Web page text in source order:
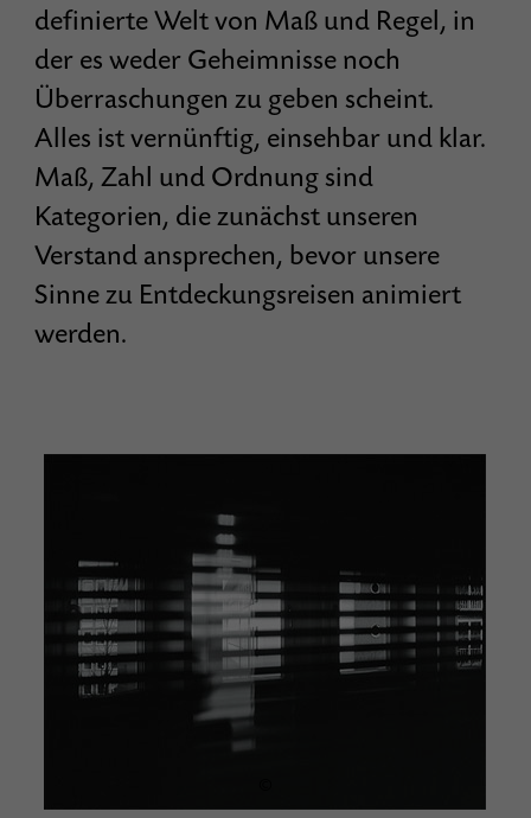
definierte Welt von Maß und Regel, in
der es weder Geheimnisse noch
Überraschungen zu geben scheint.
Alles ist vernünftig, einsehbar und klar.
Maß, Zahl und Ordnung sind
Kategorien, die zunächst unseren
Verstand ansprechen, bevor unsere
Sinne zu Entdeckungsreisen animiert
werden.